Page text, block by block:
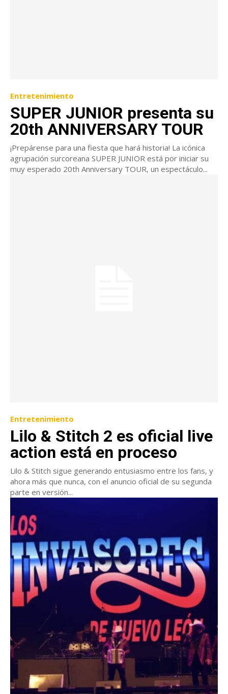
Entretenimiento
SUPER JUNIOR presenta su
20th ANNIVERSARY TOUR
¡Prepárense para una fiesta que hará historia! La icónica
agrupación surcoreana SUPER JUNIOR está por iniciar su
muy esperado 20th Anniversary TOUR, un espectáculo...
Entretenimiento
Lilo & Stitch 2 es oficial live
action está en proceso
Lilo & Stitch sigue generando entusiasmo entre los fans, y
ahora más que nunca, con el anuncio oficial de su segunda
parte en versión...